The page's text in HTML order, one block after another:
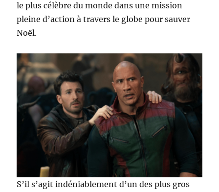
le plus célèbre du monde dans une mission
pleine d’action à travers le globe pour sauver
Noël.
S’il s’agit indéniablement d’un des plus gros